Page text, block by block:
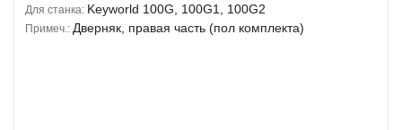
Для станка: Keyworld 100G, 100G1, 100G2
Примеч.: Дверняк, правая часть (пол комплекта)